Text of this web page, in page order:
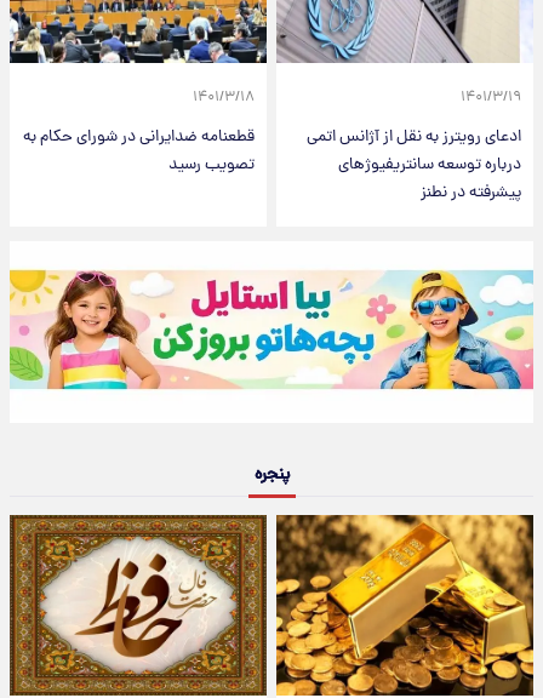
۱۴۰۱/۳/۱۹
ادعای رویترز به نقل از آژانس اتمی
درباره توسعه سانتریفیوژهای
پیشرفته در نطنز
۱۴۰۱/۳/۱۸
قطعنامه ضدایرانی در شورای حکام به
تصویب رسید
پنجره